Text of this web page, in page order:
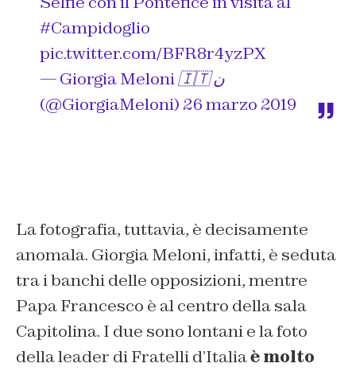
#Campidoglio
pic.twitter.com/BFR8r4yzPX
— Giorgia Meloni 🇮🇹 ن
(@GiorgiaMeloni) 26 marzo 2019
La fotografia, tuttavia, è decisamente
anomala. Giorgia Meloni, infatti, è seduta
tra i banchi delle opposizioni, mentre
Papa Francesco è al centro della sala
Capitolina. I due sono lontani e la foto
della leader di Fratelli d’Italiaè molto